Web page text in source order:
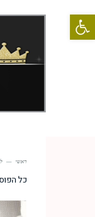
פתח סרגל נגישות
ראשי —
כל